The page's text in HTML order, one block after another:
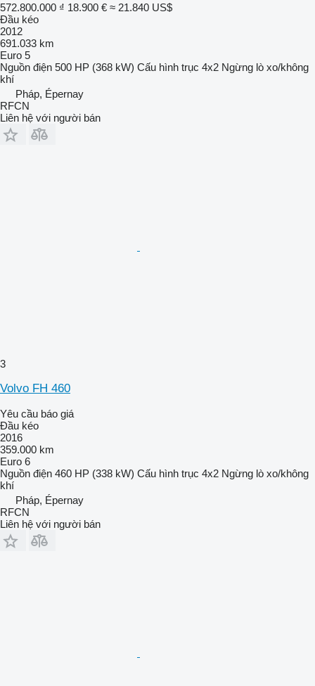
572.800.000 ₫ 18.900 € ≈ 21.840 US$
Đầu kéo
2012
691.033 km
Euro 5
Nguồn điện 500 HP (368 kW) Cấu hình trục 4x2 Ngừng lò xo/không
khí
Pháp, Épernay
RFCN
Liên hệ với người bán
3
Volvo FH 460
Yêu cầu báo giá
Đầu kéo
2016
359.000 km
Euro 6
Nguồn điện 460 HP (338 kW) Cấu hình trục 4x2 Ngừng lò xo/không
khí
Pháp, Épernay
RFCN
Liên hệ với người bán